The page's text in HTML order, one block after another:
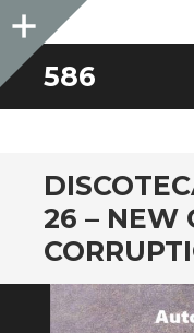
Sidebar
586
26 – NEW